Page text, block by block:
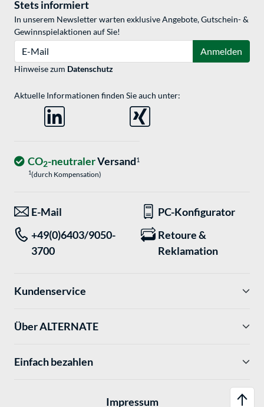
Stets informiert
In unserem Newsletter warten exklusive Angebote, Gutschein- &
Gewinnspielaktionen auf Sie!
Anmelden
Hinweise zum Datenschutz
Aktuelle Informationen finden Sie auch unter:
CO2-neutralerVersand1
1(durch Kompensation)
E-Mail
PC-Konfigurator
+49(0)6403/9050-
3700
Retoure &
Reklamation
Kundenservice
Über ALTERNATE
Einfach bezahlen
Impressum